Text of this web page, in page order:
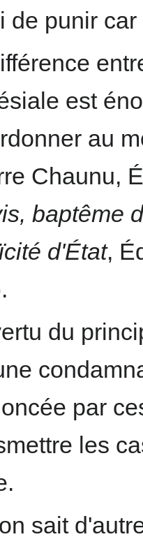
de punir
est
au
Chaunu,
baptême
d'État,
du
par
les
sait